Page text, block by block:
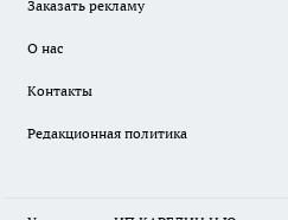
Заказать рекламу
О нас
Контакты
Редакционная политика